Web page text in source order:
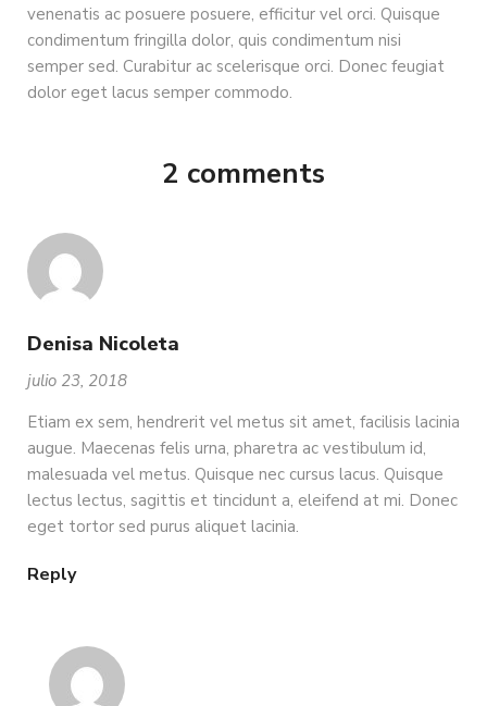
venenatis ac posuere posuere, efficitur vel orci. Quisque
condimentum fringilla dolor, quis condimentum nisi
semper sed. Curabitur ac scelerisque orci. Donec feugiat
dolor eget lacus semper commodo.
2 comments
Denisa Nicoleta
julio 23, 2018
Reply
Etiam ex sem, hendrerit vel metus sit amet, facilisis lacinia
augue. Maecenas felis urna, pharetra ac vestibulum id,
malesuada vel metus. Quisque nec cursus lacus. Quisque
lectus lectus, sagittis et tincidunt a, eleifend at mi. Donec
eget tortor sed purus aliquet lacinia.